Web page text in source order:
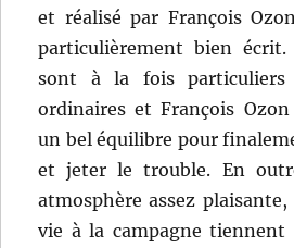
et réalisé par François
particulièrement bien écrit.
sont à la fois
ordinaires et François
un bel équilibre pour
et jeter le trouble. En
atmosphère assez
vie à la campagne tiennent